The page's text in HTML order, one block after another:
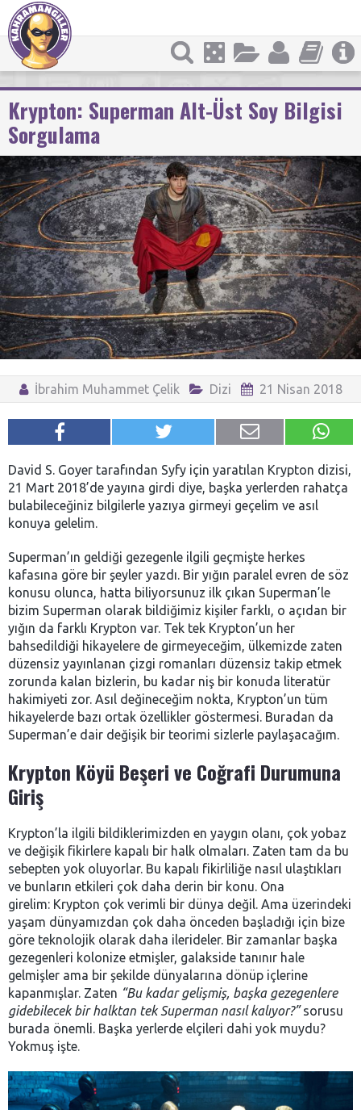
Krypton: Superman Alt-Üst Soy Bilgisi
Sorgulama
İbrahim Muhammet Çelik Dizi 21 Nisan 2018
David S. Goyer tarafından Syfy için yaratılan Krypton dizisi,
21 Mart 2018’de yayına girdi diye, başka yerlerden rahatça
bulabileceğiniz bilgilerle yazıya girmeyi geçelim ve asıl
konuya gelelim.
Superman’ın geldiği gezegenle ilgili geçmişte herkes
kafasına göre bir şeyler yazdı. Bir yığın paralel evren de söz
konusu olunca, hatta biliyorsunuz ilk çıkan Superman’le
bizim Superman olarak bildiğimiz kişiler farklı, o açıdan bir
yığın da farklı Krypton var. Tek tek Krypton’un her
bahsedildiği hikayelere de girmeyeceğim, ülkemizde zaten
düzensiz yayınlanan çizgi romanları düzensiz takip etmek
zorunda kalan bizlerin, bu kadar niş bir konuda literatür
hakimiyeti zor. Asıl değineceğim nokta, Krypton’un tüm
hikayelerde bazı ortak özellikler göstermesi. Buradan da
Superman’e dair değişik bir teorimi sizlerle paylaşacağım.
Krypton Köyü Beşeri ve Coğrafi Durumuna
Giriş
Krypton’la ilgili bildiklerimizden en yaygın olanı, çok yobaz
ve değişik fikirlere kapalı bir halk olmaları. Zaten tam da bu
sebepten yok oluyorlar. Bu kapalı fikirliliğe nasıl ulaştıkları
ve bunların etkileri çok daha derin bir konu. Ona
girelim: Krypton çok verimli bir dünya değil. Ama üzerindeki
yaşam dünyamızdan çok daha önceden başladığı için bize
göre teknolojik olarak daha ilerideler. Bir zamanlar başka
gezegenleri kolonize etmişler, galakside tanınır hale
gelmişler ama bir şekilde dünyalarına dönüp içlerine
kapanmışlar. Zaten “Bu kadar gelişmiş, başka gezegenlere
gidebilecek bir halktan tek Superman nasıl kalıyor?”sorusu
burada önemli. Başka yerlerde elçileri dahi yok muydu?
Yokmuş işte.